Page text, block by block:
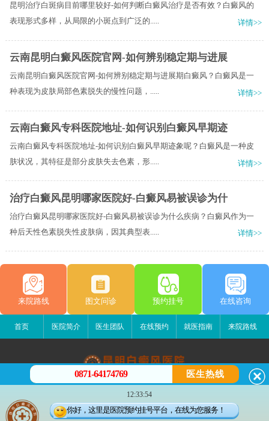
昆明治疗白斑病目前哪里较好-如何判断白癜风治疗是否有效？白癜风的
表现形式多样，从局限的小斑点到广泛的.....
详情>>
云南昆明白癜风医院官网-如何辨别稳定期与进展
云南昆明白癜风医院官网-如何辨别稳定期与进展期白癜风？白癜风是一
种表现为皮肤局部色素脱失的慢性问题，.....
详情>>
云南白癜风专科医院地址-如何识别白癜风早期迹
云南白癜风专科医院地址-如何识别白癜风早期迹象呢？白癜风是一种皮
肤状况，其特征是部分皮肤失去色素，形.....
详情>>
治疗白癜风昆明哪家医院好-白癜风易被误诊为什
治疗白癜风昆明哪家医院好-白癜风易被误诊为什么疾病？白癜风作为一
种后天性色素脱失性皮肤病，因其典型表.....
详情>>
来院路线 图文问诊 预约挂号 在线咨询
首页 医院简介 医生团队 在线预约 就医指南 来院路线
昆明白癜风医院
昆明市五华区护国路2号
版权所有：昆明白癜风医院
0871-64174769 医生热线
12:33:54
你好，这里是医院预约挂号平台，在线为您服务！